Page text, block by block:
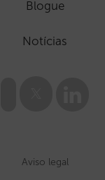
Blogue
Notícias
Aviso legal